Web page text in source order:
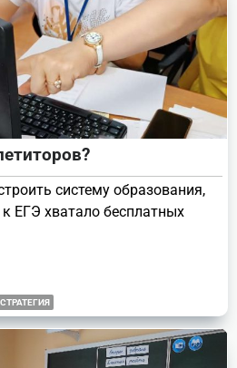
систему образования,
ЕГЭ хватало бесплатных
СТРАТЕГИЯ